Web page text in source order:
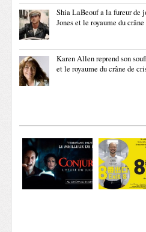
Shia LaBeouf a la fureur de
Jones et le royaume du
Karen Allen reprend son
et le royaume du crâne de